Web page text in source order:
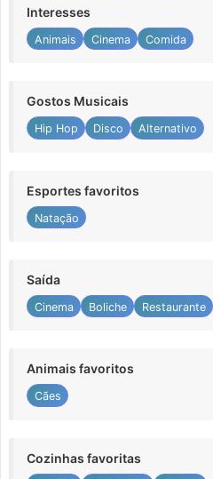
Interesses
Animais Cinema Comida
Gostos Musicais
Hip Hop Disco Alternativo
Esportes favoritos
Natação
Saída
Cinema Boliche Restaurante
Animais favoritos
Cães
Cozinhas favoritas